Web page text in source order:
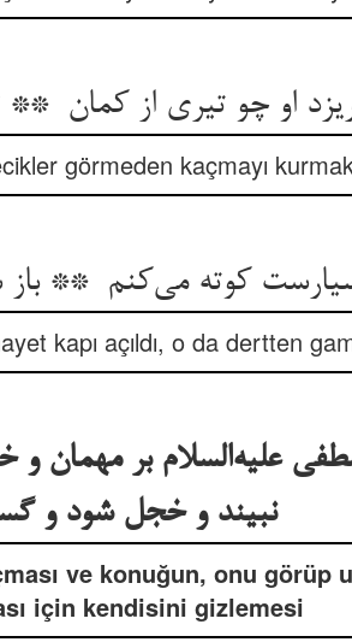
görmeden kaçmayı
kapı açıldı, o da dertten
علیه‌السلام بر مهمان و
نبیند و خجل شود و گستاخ بیرون رود
ve konuğun, onu görüp
için kendisini gizlemesi